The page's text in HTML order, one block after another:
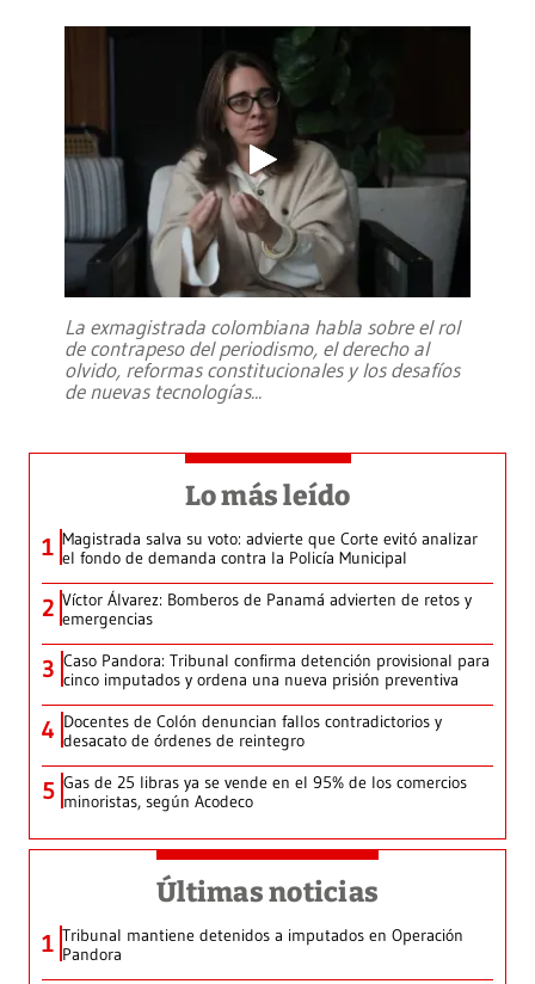
La exmagistrada colombiana habla sobre el rol
de contrapeso del periodismo, el derecho al
olvido, reformas constitucionales y los desafíos
de nuevas tecnologías...
Lo más leído
1 Magistrada salva su voto: advierte que Corte evitó analizar
el fondo de demanda contra la Policía Municipal
2 Víctor Álvarez: Bomberos de Panamá advierten de retos y
emergencias
3 Caso Pandora: Tribunal confirma detención provisional para
cinco imputados y ordena una nueva prisión preventiva
4 Docentes de Colón denuncian fallos contradictorios y
desacato de órdenes de reintegro
5 Gas de 25 libras ya se vende en el 95% de los comercios
minoristas, según Acodeco
Últimas noticias
1 Tribunal mantiene detenidos a imputados en Operación
Pandora